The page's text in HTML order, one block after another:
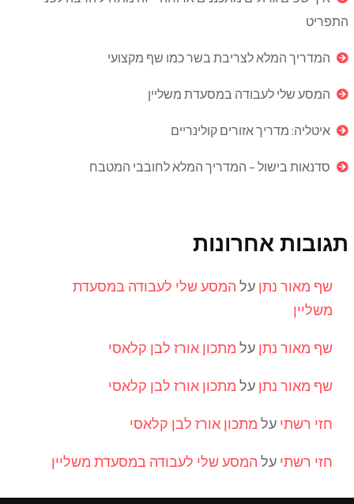
התפריט
המדריך המלא לצריבת בשר כמו שף מקצועי
המסע שלי לעבודה במסעדת משליין
איטליה: מדריך אזורים קולינריים
סדנאות בישול – המדריך המלא לחובבי המטבח
תגובות אחרונות
שף מאור נתן על המסע שלי לעבודה במסעדת
משליין
שף מאור נתן על מתכון אורז לבן קלאסי
שף מאור נתן על מתכון אורז לבן קלאסי
חזי רשתי על מתכון אורז לבן קלאסי
חזי רשתי על המסע שלי לעבודה במסעדת משליין